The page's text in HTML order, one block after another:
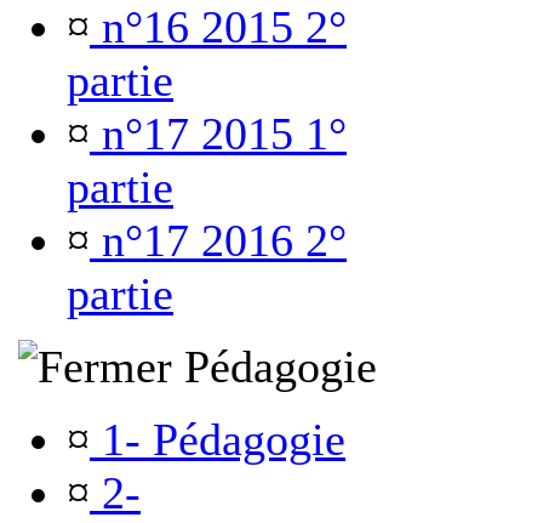
¤ n°16 2015 2°
partie
¤ n°17 2015 1°
partie
¤ n°17 2016 2°
partie
Pédagogie
¤ 1- Pédagogie
¤ 2-